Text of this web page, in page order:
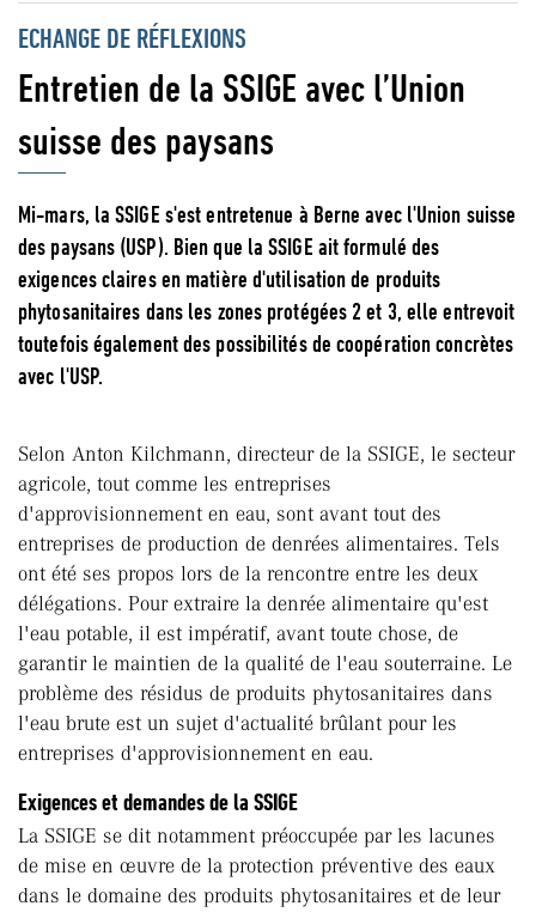
ECHANGE DE RÉFLEXIONS
Entretien de la SSIGE avec l’Union
suisse des paysans
Mi-mars, la SSIGE s'est entretenue à Berne avec l'Union suisse
des paysans (USP). Bien que la SSIGE ait formulé des
exigences claires en matière d'utilisation de produits
phytosanitaires dans les zones protégées 2 et 3, elle entrevoit
toutefois également des possibilités de coopération concrètes
avec l'USP.
Selon Anton Kilchmann, directeur de la SSIGE, le secteur
agricole, tout comme les entreprises
d'approvisionnement en eau, sont avant tout des
entreprises de production de denrées alimentaires. Tels
ont été ses propos lors de la rencontre entre les deux
délégations. Pour extraire la denrée alimentaire qu'est
l'eau potable, il est impératif, avant toute chose, de
garantir le maintien de la qualité de l'eau souterraine. Le
problème des résidus de produits phytosanitaires dans
l'eau brute est un sujet d'actualité brûlant pour les
entreprises d'approvisionnement en eau.
Exigences et demandes de la SSIGE
La SSIGE se dit notamment préoccupée par les lacunes
de mise en œuvre de la protection préventive des eaux
dans le domaine des produits phytosanitaires et de leur